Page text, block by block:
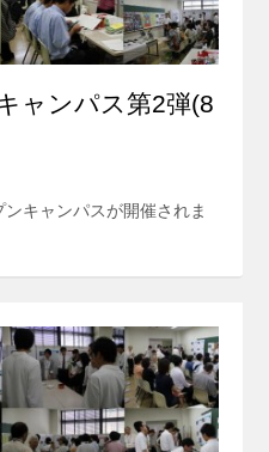
ャンパス第2弾(8
キャンパスが開催されま